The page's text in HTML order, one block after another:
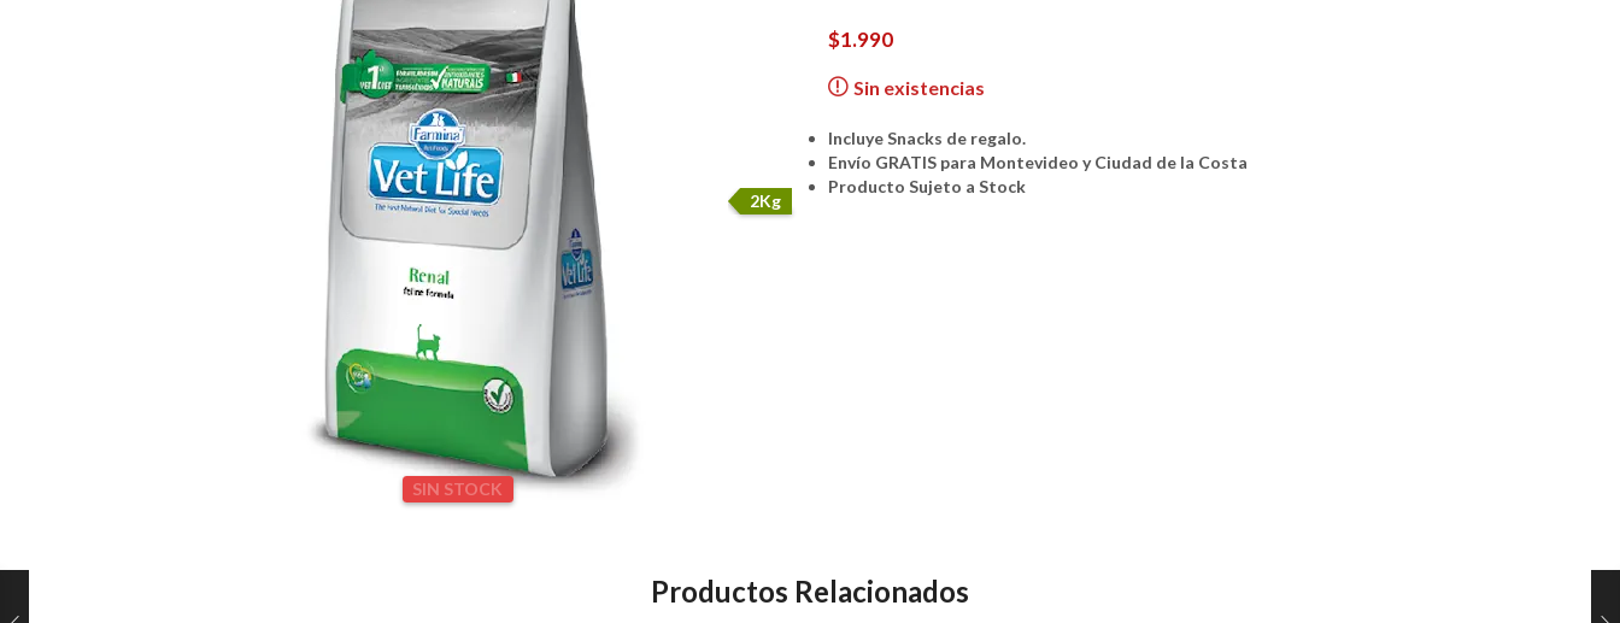
2Kg
SIN STOCK
$1.990
Sin existencias
Incluye Snacks de regalo.
Envío GRATIS para Montevideo y Ciudad de la Costa
Producto Sujeto a Stock
Productos Relacionados